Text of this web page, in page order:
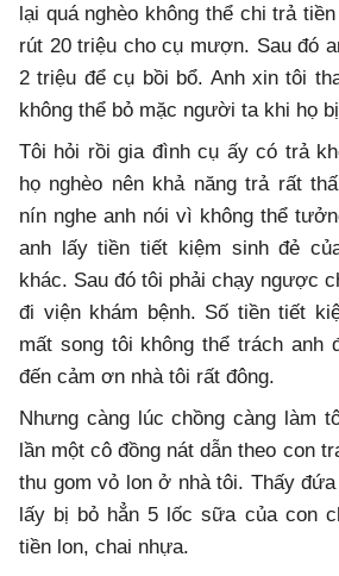
lại quá nghèo không thể chi trả
rút 20 triệu cho cụ mượn. Sau đó
2 triệu để cụ bồi bổ. Anh xin tôi
không thể bỏ mặc người ta khi họ
Tôi hỏi rồi gia đình cụ ấy có trả
họ nghèo nên khả năng trả rất
nín nghe anh nói vì không thể
anh lấy tiền tiết kiệm sinh đẻ
khác. Sau đó tôi phải chạy ngược
đi viện khám bệnh. Số tiền tiết
mất song tôi không thể trách anh
đến cảm ơn nhà tôi rất đông.
Nhưng càng lúc chồng càng làm
lần một cô đồng nát dẫn theo con
thu gom vỏ lon ở nhà tôi. Thấy
lấy bị bỏ hẳn 5 lốc sữa của con
tiền lon, chai nhựa.